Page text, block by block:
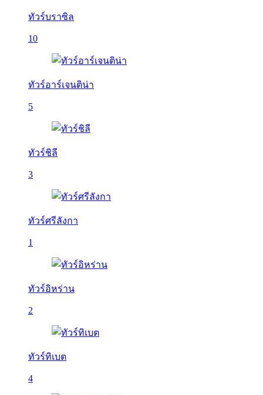
ทัวร์บราซิล
10
ทัวร์อาร์เจนติน่า
5
ทัวร์ชิลี
3
ทัวร์ศรีลังกา
1
ทัวร์อิหร่าน
2
ทัวร์ทิเบต
4